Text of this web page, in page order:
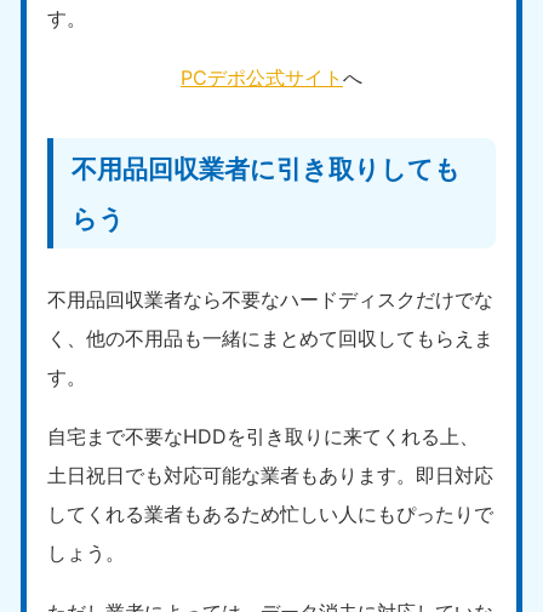
す。
PCデポ公式サイト へ
不用品回収業者に引き取りしても
らう
不用品回収業者なら不要なハードディスクだけでな
く、他の不用品も一緒にまとめて回収してもらえま
す。
自宅まで不要なHDDを引き取りに来てくれる上、
土日祝日でも対応可能な業者もあります。即日対応
してくれる業者もあるため忙しい人にもぴったりで
しょう。